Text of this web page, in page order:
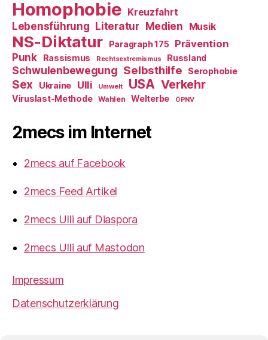
Homophobie Kreuzfahrt
Lebensführung Literatur Medien Musik
NS-Diktatur Paragraph 175
Prävention
Punk
Rassismus Rechtsextremismus Russland
Schwulenbewegung Selbsthilfe Serophobie
Sex Ukraine Ulli Umwelt USA Verkehr
Viruslast-Methode Wahlen Welterbe ÖPNV
2mecs im Internet
2mecs auf Facebook
2mecs Feed Artikel
2mecs Ulli auf Diaspora
2mecs Ulli auf Mastodon
Impressum
Datenschutzerklärung